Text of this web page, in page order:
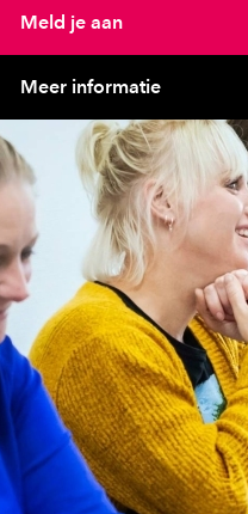
Meld je aan
Meer informatie